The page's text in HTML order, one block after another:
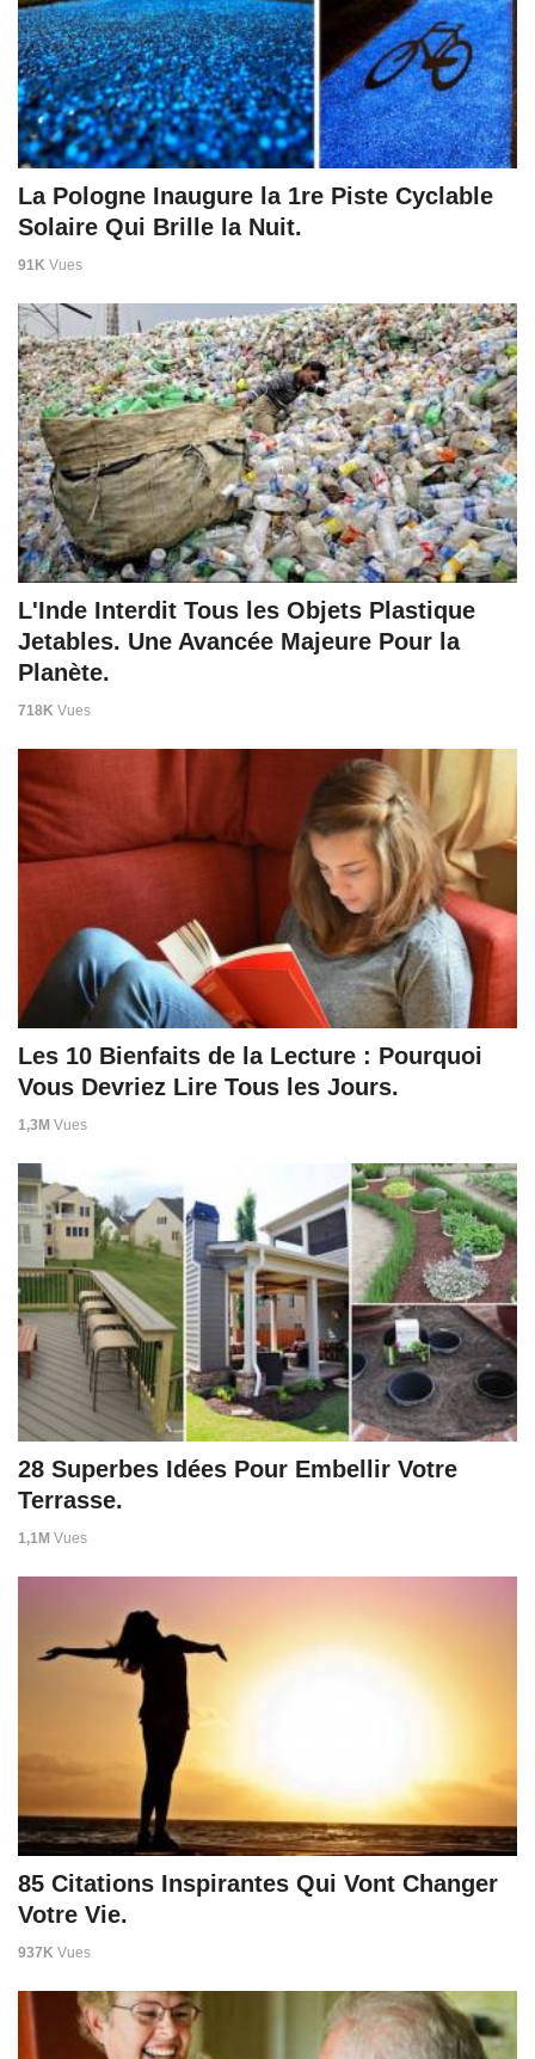
La Pologne Inaugure la 1re Piste Cyclable
Solaire Qui Brille la Nuit.
91K Vues
L'Inde Interdit Tous les Objets Plastique
Jetables. Une Avancée Majeure Pour la
Planète.
718K Vues
Les 10 Bienfaits de la Lecture : Pourquoi
Vous Devriez Lire Tous les Jours.
1,3M Vues
28 Superbes Idées Pour Embellir Votre
Terrasse.
1,1M Vues
85 Citations Inspirantes Qui Vont Changer
Votre Vie.
937K Vues